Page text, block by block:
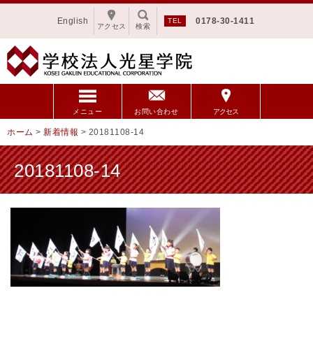
0178-30-1411
検索
English
アクセス
メニュー お問い合わせ アクセス
ホーム > 新着情報 > 20181108-14
20181108-14